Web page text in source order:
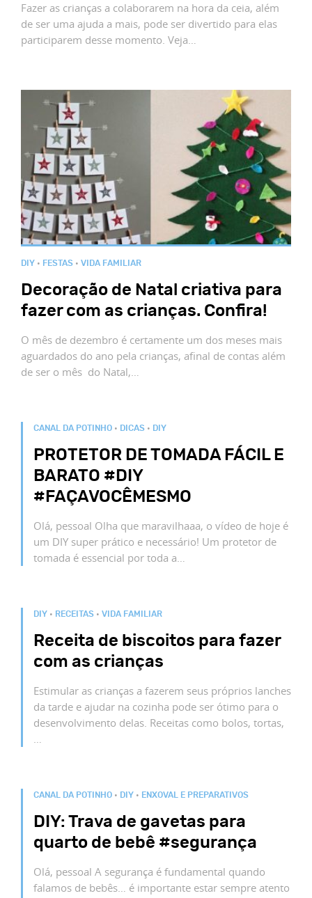
Fazer as crianças a colaborarem na hora da ceia, além
de ser uma ajuda a mais, pode ser divertido para elas
participarem desse momento. Veja…
DIY • FESTAS • VIDA FAMILIAR
Decoração de Natal criativa para
fazer com as crianças. Confira!
O mês de dezembro é certamente um dos meses mais
aguardados do ano pela crianças, afinal de contas além
de ser o mês do Natal,…
CANAL DA POTINHO • DICAS • DIY
PROTETOR DE TOMADA FÁCIL E
BARATO #DIY
#FAÇAVOCÊMESMO
Olá, pessoal Olha que maravilhaaa, o vídeo de hoje é
um DIY super prático e necessário! Um protetor de
tomada é essencial por toda a…
DIY • RECEITAS • VIDA FAMILIAR
Receita de biscoitos para fazer
com as crianças
Estimular as crianças a fazerem seus próprios lanches
da tarde e ajudar na cozinha pode ser ótimo para o
desenvolvimento delas. Receitas como bolos, tortas,
…
CANAL DA POTINHO • DIY • ENXOVAL E PREPARATIVOS
DIY: Trava de gavetas para
quarto de bebê #segurança
Olá, pessoal A segurança é fundamental quando
falamos de bebês… é importante estar sempre atento